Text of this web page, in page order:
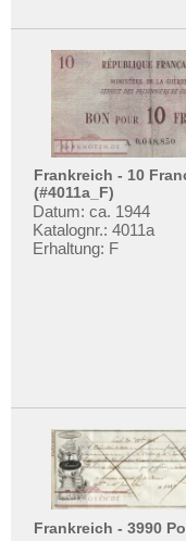
Frankreich - 10
(#4011a_F)
Datum: ca. 1944
Katalognr.: 4011a
Erhaltung: F
Frankreich - 3990